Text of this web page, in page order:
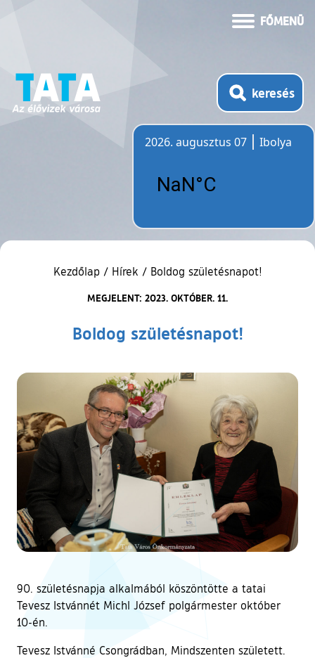
FŐMENÜ
keresés
2026. augusztus 07
Ibolya
Kezdőlap / Hírek / Boldog születésnapot!
MEGJELENT: 2023. OKTÓBER. 11.
Boldog születésnapot!
90. születésnapja alkalmából köszöntötte a tatai
Tevesz Istvánnét Michl József polgármester október
10-én.
Tevesz Istvánné Csongrádban, Mindszenten született.